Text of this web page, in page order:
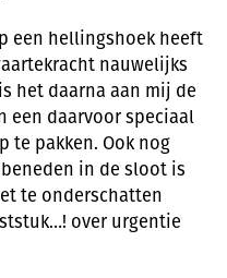
een hellingshoek heeft
nauwelijks
het daarna aan mij de
een daarvoor speciaal
te pakken. Ook nog
in de sloot is
te onderschatten
over urgentie